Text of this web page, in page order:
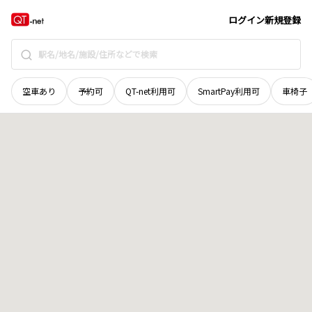
ログイン新規登録
空車あり 予約可 QT-net利用可 SmartPay利用可 車椅子
和歌山県